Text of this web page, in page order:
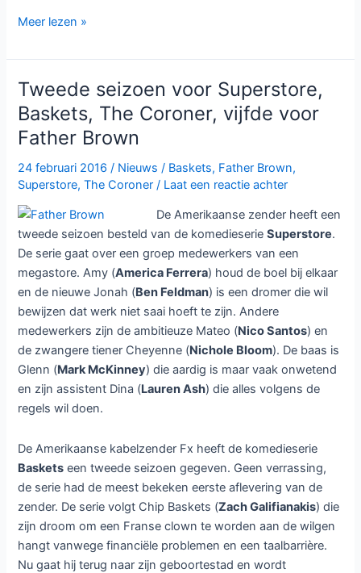
Nomaties
2016
bekend:
Game
of
Thones,
Crime
Story
en
Fargo
aan
kop
Meer lezen »
Tweede seizoen voor Superstore,
Baskets, The Coroner, vijfde voor
Father Brown
24 februari 2016 / Nieuws / Baskets, Father Brown,
Superstore,The Coroner / Laat een reactie achter
De Amerikaanse zender heeft een
tweede seizoen besteld van de komedieserieSuperstore.
De serie gaat over een groep medewerkers van een
megastore. Amy (America Ferrera) houd de boel bij elkaar
en de nieuwe Jonah (Ben Feldman) is een dromer die wil
bewijzen dat werk niet saai hoeft te zijn. Andere
medewerkers zijn de ambitieuze Mateo (Nico Santos) en
de zwangere tiener Cheyenne (Nichole Bloom). De baas is
Glenn (Mark McKinney) die aardig is maar vaak onwetend
en zijn assistent Dina (Lauren Ash) die alles volgens de
regels wil doen.
De Amerikaanse kabelzender Fx heeft de komedieserie
Baskets een tweede seizoen gegeven. Geen verrassing,
de serie had de meest bekeken eerste aflevering van de
zender. De serie volgt Chip Baskets (Zach Galifianakis) die
zijn droom om een Franse clown te worden aan de wilgen
hangt vanwege financiële problemen en een taalbarrière.
Nu gaat hij terug naar zijn geboortestad en wordt